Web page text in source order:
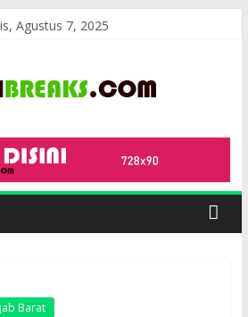
Agustus 7, 2025
Barat